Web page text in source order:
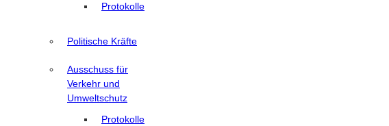
Protokolle
Politische Kräfte
Ausschuss für
Verkehr und
Umweltschutz
Protokolle